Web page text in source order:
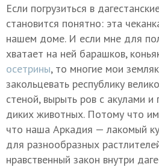
Если погрузиться в
становится понятно: эта
нашем доме. И если мне для
хватает на ней барашков,
осетрины, то многие мои
закольцевать республику
стеной, вырыть ров с акулами и
диких животных. Потому что
что наша Аркадия — лакомый
для разнообразных
нравственный закон внутри